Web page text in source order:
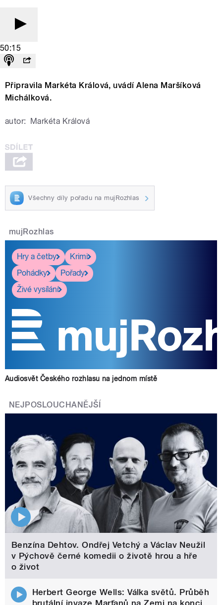
50:15
Připravila Markéta Králová, uvádí Alena Maršíková
Michálková.
autor: Markéta Králová
Všechny díly pořadu na mujRozhlas
mujRozhlas
Hry a četby
Krimi
Pohádky
Pořady
Živé vysílání
Audiosvět Českého rozhlasu na jednom místě
NEJPOSLOUCHANĚJŠÍ
Benzína Dehtov. Ondřej Vetchý a Václav Neužil
v Pýchově černé komedii o životě hrou a hře
o život
Herbert George Wells: Válka světů. Průběh
brutální invaze Marťanů na Zemi na konci